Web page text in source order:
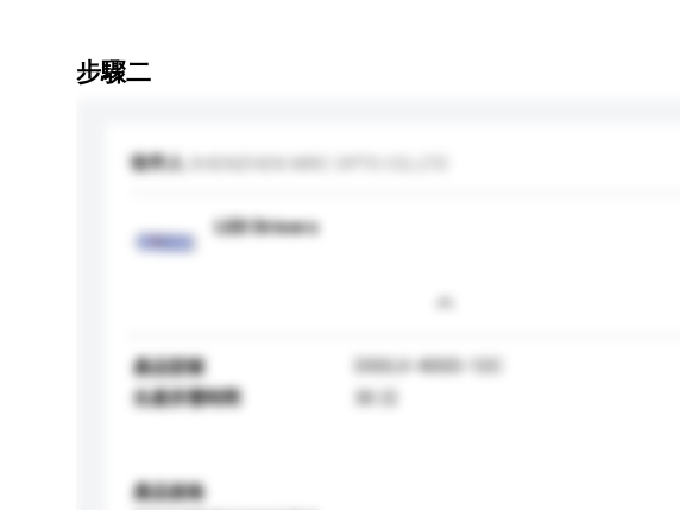
步驟二
收件人
LED Drivers
產品型號
DSSLV-400D-12C
生產所需時間
30 日
產品規格